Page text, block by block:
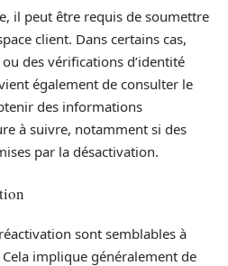
il peut être requis de soumettre
client. Dans certains cas,
des vérifications d’identité
également de consulter le
des informations
à suivre, notamment si des
par la désactivation.
sont semblables à
implique généralement de